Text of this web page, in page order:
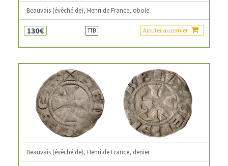
Beauvais (évêché de), Henri de France, obole
130€ TTB Ajouter au panier
Beauvais (évêché de), Henri de France, denier